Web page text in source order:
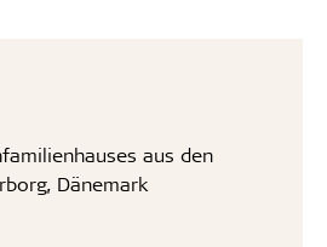
aus den
Dänemark